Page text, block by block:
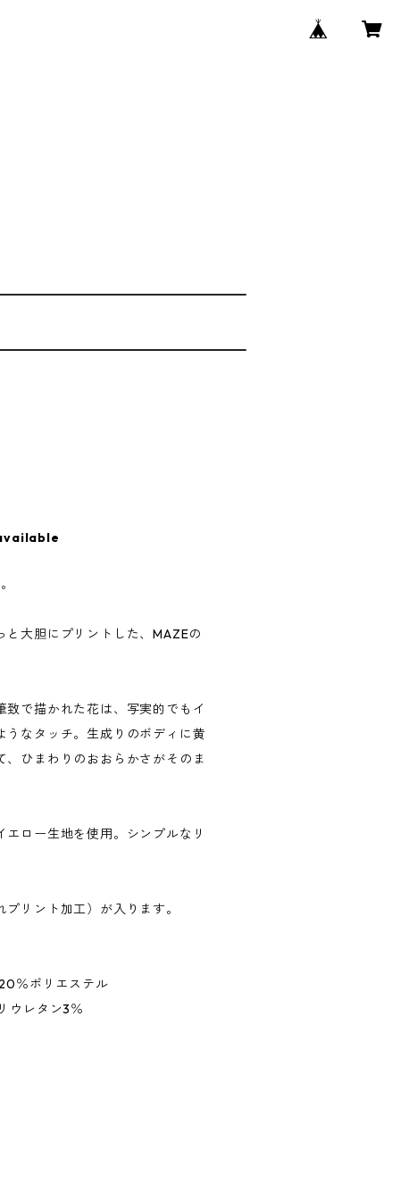
と大胆にプリントした、MAZEの
致で描かれた花は、写実的でもイ
うなタッチ。生成りのボディに黄
ひまわりのおおらかさがそのま
ロー生地を使用。シンプルなリ
リント加工）が入ります。
％ポリエステル
ウレタン3％